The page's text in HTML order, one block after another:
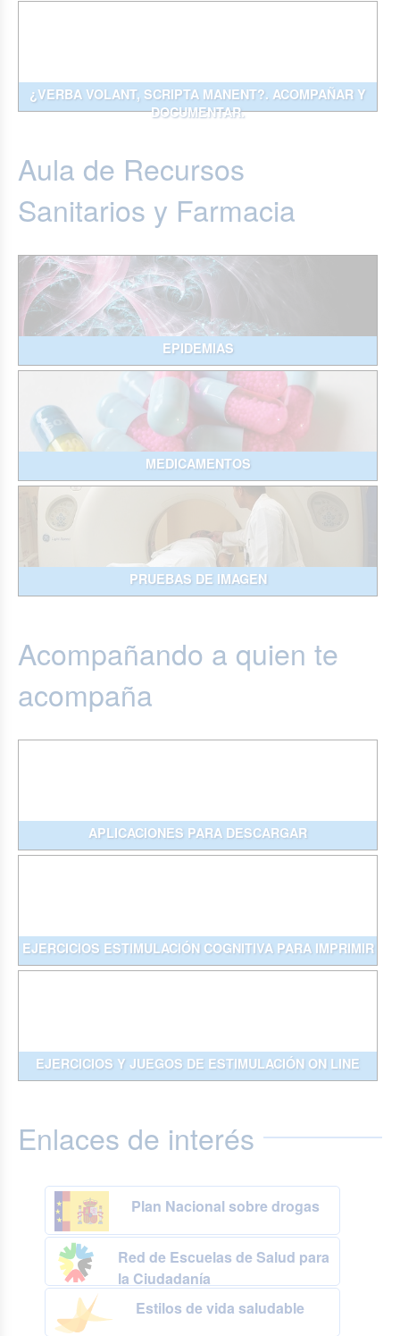
¿VERBA VOLANT, SCRIPTA MANENT?. ACOMPAÑAR Y
DOCUMENTAR.
Aula de Recursos
Sanitarios y Farmacia
EPIDEMIAS
MEDICAMENTOS
PRUEBAS DE IMAGEN
Acompañando a quien te
acompaña
APLICACIONES PARA DESCARGAR
EJERCICIOS ESTIMULACIÓN COGNITIVA PARA IMPRIMIR
EJERCICIOS Y JUEGOS DE ESTIMULACIÓN ON LINE
Enlaces de interés
Plan Nacional sobre drogas
Red de Escuelas de Salud para
la Ciudadanía
Estilos de vida saludable